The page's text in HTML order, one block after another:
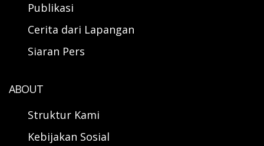
Publikasi
Cerita dari Lapangan
Siaran Pers
ABOUT
Struktur Kami
Kebijakan Sosial